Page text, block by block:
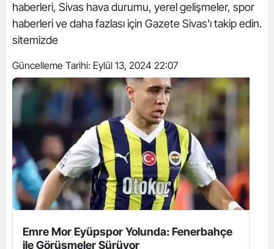
haberleri, Sivas hava durumu, yerel gelişmeler, spor
haberleri ve daha fazlası için Gazete Sivas'ı takip edin.
sitemizde
Güncelleme Tarihi: Eylül 13, 2024 22:07
Emre Mor Eyüpspor Yolunda: Fenerbahçe
ile Görüşmeler Sürüyor